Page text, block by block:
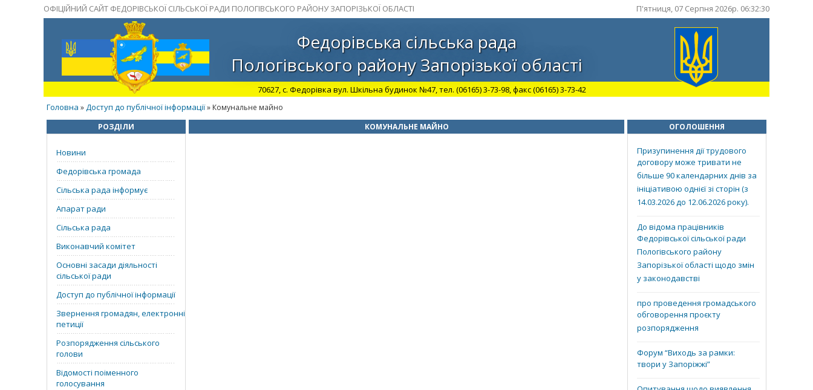
ОФІЦІЙНИЙ САЙТ ФЕДОРІВСЬКОЇ СІЛЬСЬКОЇ РАДИ ПОЛОГІВСЬКОГО РАЙОНУ ЗАПОРІЗЬКОЇ ОБЛАСТІ П'ятниця, 07 Серпня 2026р. 06:32:30
Федорівська сільська рада
Пологівського району Запорізької області
70627, с. Федорівка вул. Шкільна будинок №47, тел. (06165) 3-73-98, факс (06165) 3-73-42
Головна »Доступ до публічної інформації» Комунальне майно
РОЗДІЛИ
Новини
Федорівська громада
Сільська рада інформує
Апарат ради
Сільська рада
Виконавчий комітет
Основні засади діяльності
сільської ради
Доступ до публічної інформації
Звернення громадян, електронні
петиції
Розпорядження сільського
голови
Відомості поіменного
голосування
КОМУНАЛЬНЕ МАЙНО ОГОЛОШЕННЯ
Призупинення дії трудового
договору може тривати не
більше 90 календарних днів за
ініціативою однієї зі сторін (з
14.03.2026 до 12.06.2026 року).
До відома працівників
Федорівської сільської ради
Пологівського району
Запорізької області щодо змін
у законодавстві
про проведення громадського
обговорення проєкту
розпорядження
Форум “Виходь за рамки:
твори у Запоріжжі”